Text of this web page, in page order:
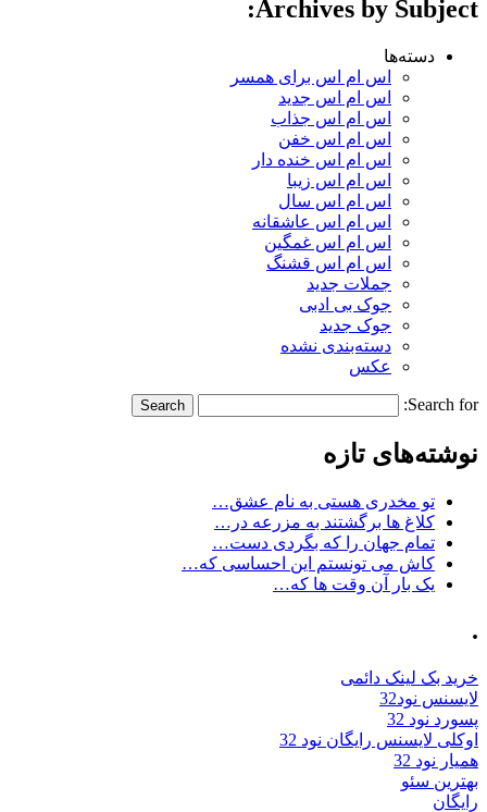
Archives by Subject:
دسته‌ها
اس ام اس برای همسر
اس ام اس جدید
اس ام اس جذاب
اس ام اس خفن
اس ام اس خنده دار
اس ام اس زیبا
اس ام اس سال
اس ام اس عاشقانه
اس ام اس غمگین
اس ام اس قشنگ
جملات جدید
جوک بی ادبی
جوک جدید
دسته‌بندی نشده
عکس
Search for:
نوشته‌های تازه
تو مخدری هستی به نام عشق…
کلاغ ها برگشتند به مزرعه در…
تمام جهان را که بگردی دست…
کاش می تونستم این احساسی که…
یک بار آن وقت ها که…
.
خرید بک لینک دائمی
لایسنس نود32
پسورد نود 32
اوکلی لایسنس رایگان نود 32
همیار نود 32
بهترین سئو
رایگان